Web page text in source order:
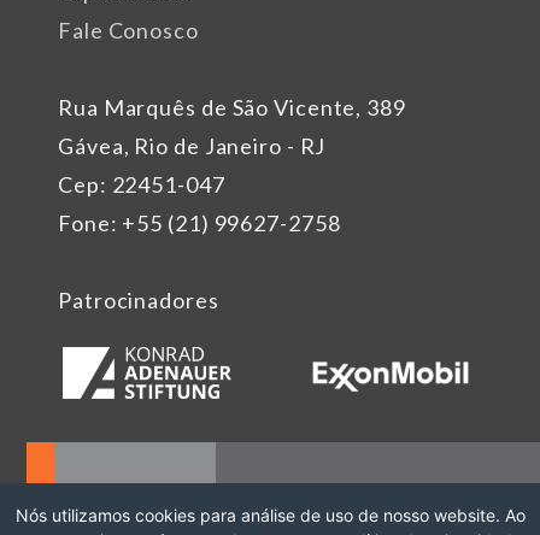
Rua Marquês de São Vicente, 389
Gávea, Rio de Janeiro - RJ
Cep: 22451-047
Fone: +55 (21) 99627-2758
Fale Conosco
Patrocinadores
Nós utilizamos cookies para análise de uso de nosso website. Ao